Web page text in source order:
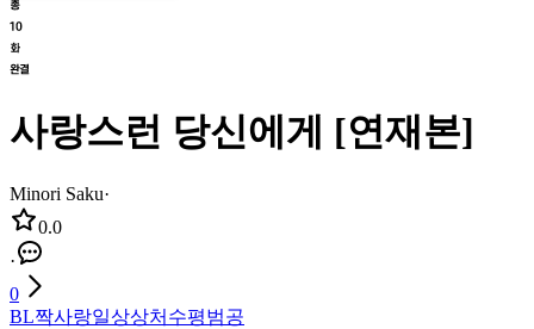
사랑스런 당신에게 [연재본]
Minori Saku·
0.0
·
0
BL짝사랑일상상처수평범공